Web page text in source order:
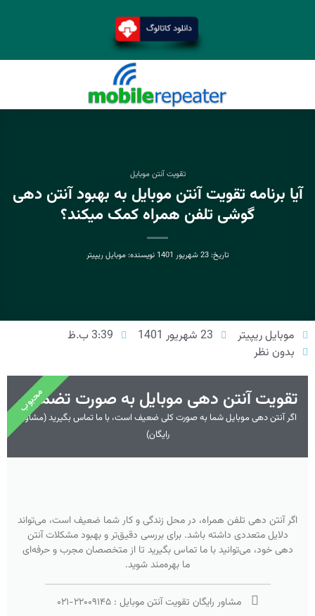
تقویت آنتن موبایل
آیا برنامه تقویت آنتن موبایل به بهبود آنتن دهی
گوشی تلفن همراه کمک میکند؟
تاریخ:23 شهریور 1401 نویسنده:موبایل ریپیتر
موبایل ریپیتر 23 شهریور 1401
3:39 ب.ظ
بدون نظر
تقویت آنتن دهی موبایل به صورت تضمینی
اگر آنتن دهی موبایل شما به صورت کلی ضعیف است، با ما تماس بگیرید (مشاوره
رایگان)
اگر آنتن دهی تلفن همراه، در محل زندگی و کار شما ضعیف است، می‌تواند
دلایل متعددی داشته باشد. برای بررسی دقیق‌تر و بهبود مشکلات آنتن
دهی خود، می‌توانید با ما تماس بگیرید تا از متخصصان مجرب و حرفه‌ای
ما بهره‌مند شوید.
مشاور رایگان تقویت آنتن موبایل :۲۲۰۰۹۱۴۵-۰۲۱
محبوب